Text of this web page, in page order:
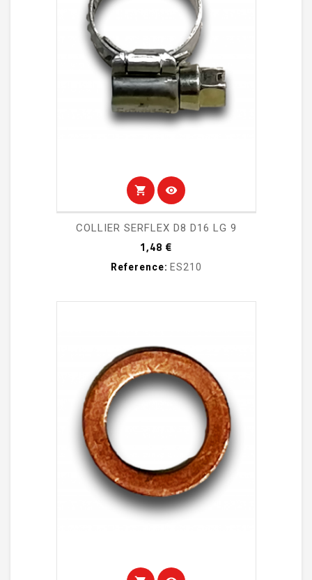
shopping_cart visibility
COLLIER SERFLEX D8 D16 LG 9
1,48 €
Reference: ES210